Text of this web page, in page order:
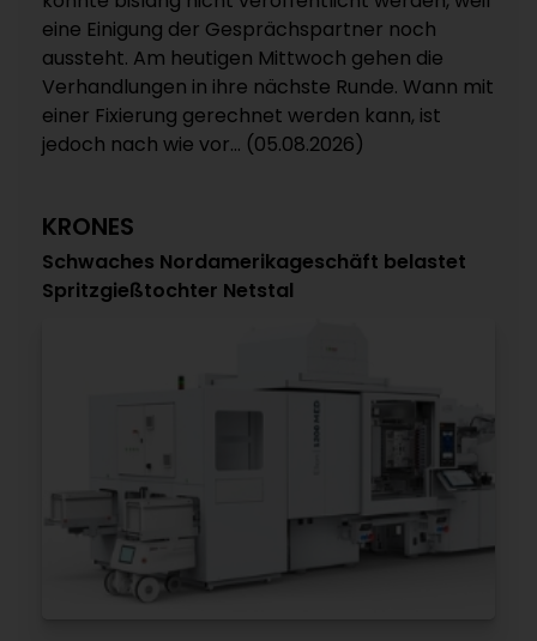
eine Einigung der Gesprächspartner noch
aussteht. Am heutigen Mittwoch gehen die
Verhandlungen in ihre nächste Runde. Wann mit
einer Fixierung gerechnet werden kann, ist
jedoch nach wie vor... (05.08.2026)
KRONES
Schwaches Nordamerikageschäft belastet
Spritzgießtochter Netstal